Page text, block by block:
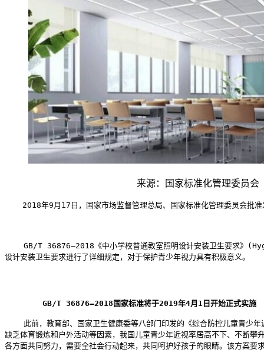
来源：国家标准化管理委员会
2018年9月17日，国家市场监督管理总局、国家标准化管理委员会批
GB/T 36876—2018《中小学校普通教室照明设计安装卫生要求
设计安装卫生要求进行了详细规定，对于保护青少年视力具有积极意义。
GB/T 36876—2018国家标准将于2019年4月1日开始正式实施
此前，教育部、国家卫生健康委等八部门印发的《综合防控儿童青少
缺乏体育锻炼和户外活动等因素，我国儿童青少年近视率居高不下、不断
各方面共同努力，需要全社会行动起来，共同呵护好孩子的眼睛。该方案要